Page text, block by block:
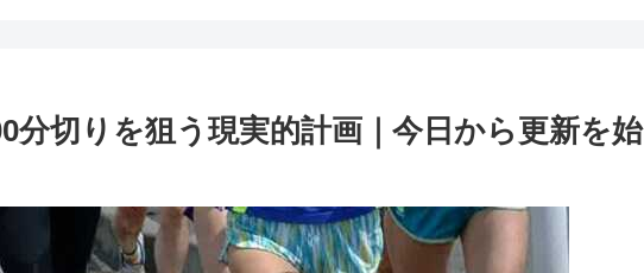
分切りを狙う現実的計画｜今日から更新を始